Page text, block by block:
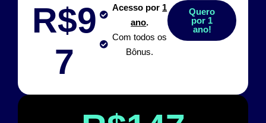
R$9
7
Acesso por 1
ano.
Com todos os
Bônus.
Quero
por 1
ano!